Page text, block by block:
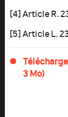
[4] Article R.
[5] Article L.
3 Mo)